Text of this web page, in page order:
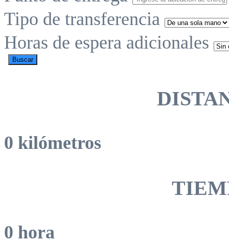
Tipo de transferencia
Horas de espera adicionales
Buscar
0 kilómetros
0 hora